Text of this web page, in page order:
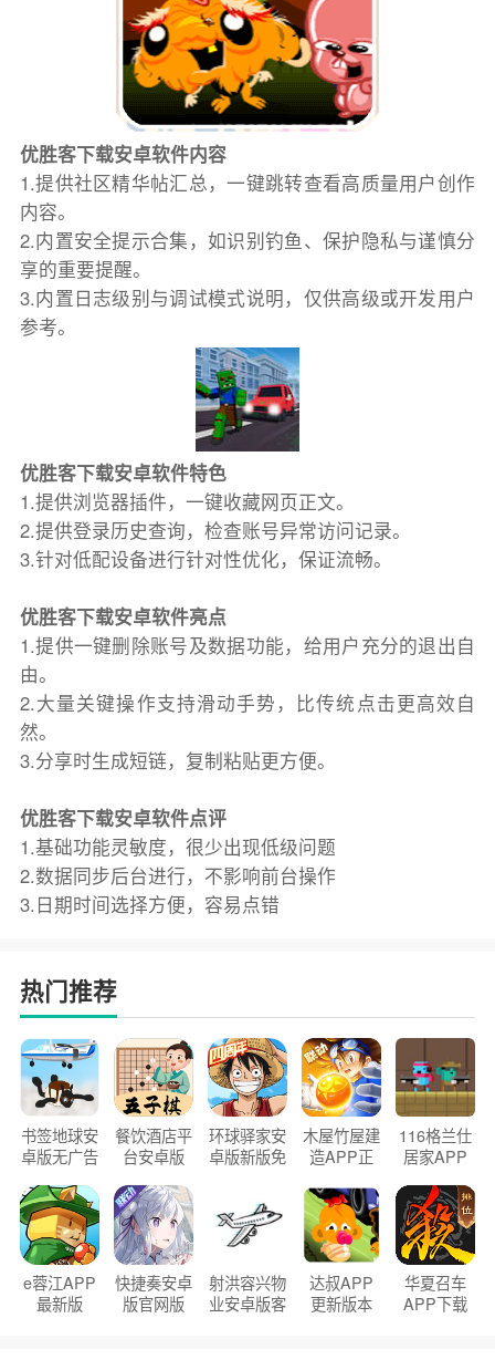
优胜客下载安卓软件内容
1.提供社区精华帖汇总，一键跳转查看高质量用户创作
内容。
2.内置安全提示合集，如识别钓鱼、保护隐私与谨慎分
享的重要提醒。
3.内置日志级别与调试模式说明，仅供高级或开发用户
参考。
优胜客下载安卓软件特色
1.提供浏览器插件，一键收藏网页正文。
2.提供登录历史查询，检查账号异常访问记录。
3.针对低配设备进行针对性优化，保证流畅。
优胜客下载安卓软件亮点
1.提供一键删除账号及数据功能，给用户充分的退出自
由。
2.大量关键操作支持滑动手势，比传统点击更高效自
然。
3.分享时生成短链，复制粘贴更方便。
优胜客下载安卓软件点评
1.基础功能灵敏度，很少出现低级问题
2.数据同步后台进行，不影响前台操作
3.日期时间选择方便，容易点错
热门推荐
书签地球安
卓版无广告
餐饮酒店平
台安卓版
环球驿家安
卓版新版免
木屋竹屋建
造APP正
116格兰仕
居家APP
e蓉江APP
最新版
快捷奏安卓
版官网版
射洪容兴物
业安卓版客
达叔APP
更新版本
华夏召车
APP下载